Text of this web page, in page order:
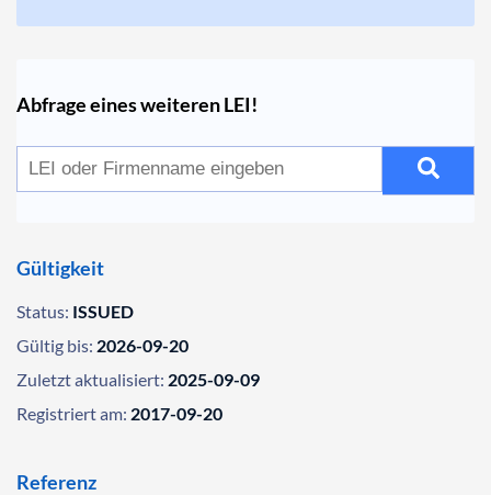
Abfrage eines weiteren LEI!
Gültigkeit
Status: ISSUED
Gültig bis: 2026-09-20
Zuletzt aktualisiert: 2025-09-09
Registriert am: 2017-09-20
Referenz